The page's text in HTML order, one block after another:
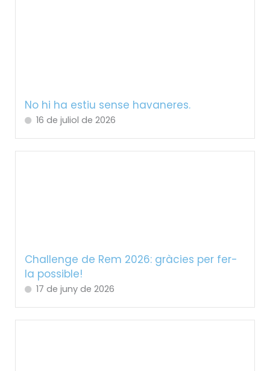
No hi ha estiu sense havaneres.
16 de juliol de 2026
Challenge de Rem 2026: gràcies per fer-
la possible!
17 de juny de 2026